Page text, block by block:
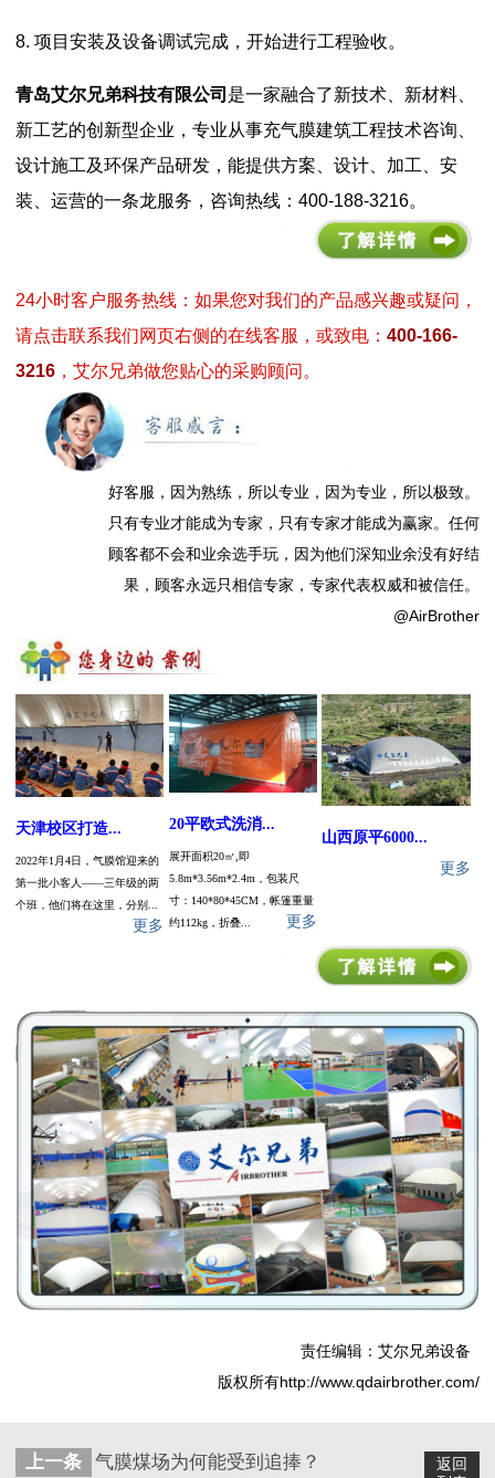
8. 项目安装及设备调试完成，开始进行工程验收。
青岛艾尔兄弟科技有限公司 是一家融合了新技术、新材料、
新工艺的创新型企业，专业从事充气膜建筑工程技术咨询、
设计施工及环保产品研发，能提供方案、设计、加工、安
装、运营的一条龙服务，咨询热线：400-188-3216。
24小时客户服务热线：如果您对我们的产品感兴趣或疑问，
请点击联系我们网页右侧的在线客服，或致电： 400-166-
3216 ，艾尔兄弟做您贴心的采购顾问。
好客服，因为熟练，所以专业，因为专业，所以极致。
只有专业才能成为专家，只有专家才能成为赢家。任何
顾客都不会和业余选手玩，因为他们深知业余没有好结
果，顾客永远只相信专家，专家代表权威和被信任。
@AirBrother
天津校区打造...
2022年1月4日，气膜馆迎来的
第一批小客人——三年级的两
个班，他们将在这里，分别...
更多
20平欧式洗消...
展开面积20㎡,即
5.8m*3.56m*2.4m，包装尺
寸：140*80*45CM，帐篷重量
约112kg，折叠...
更多
山西原平6000...
更多
责任编辑：艾尔兄弟设备
版权所有http://www.qdairbrother.com/
返回
上一条 气膜煤场为何能受到追捧？